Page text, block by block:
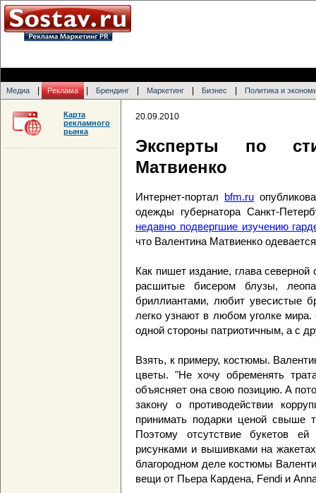
Медиа Реклама Брендинг Маркетинг Бизнес Политика и
20.09.2010
Эксперты по
Матвиенко
Интернет-портал bfm.ru
одежды губернатора Санкт-
недавно подвергшие изучению
что Валентина Матвиенко
Как пишет издание, глава
расшитые бисером блузы,
бриллиантами, любит увесистые
легко узнают в любом уголке
одной стороны патриотичным, а с
Взять, к примеру, костюмы.
цветы. "Не хочу обременять
объясняет она свою позицию. А
закону о противодействии
принимать подарки ценой свыше
Поэтому отсутствие букетов ей
рисунками и вышивками на
благородном деле костюмы
вещи от Пьера Кардена, Fendi и
Карта
рекламного
рынка